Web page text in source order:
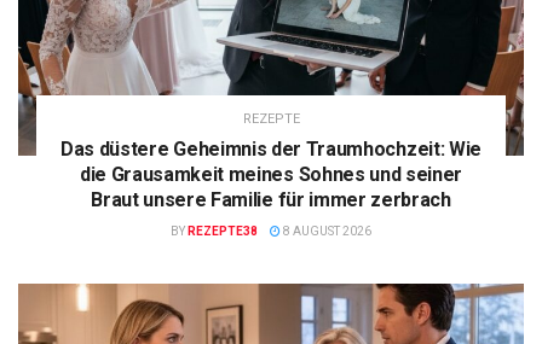
REZEPTE
Das düstere Geheimnis der Traumhochzeit: Wie
die Grausamkeit meines Sohnes und seiner
Braut unsere Familie für immer zerbrach
BY REZEPTE38 8 AUGUST 2026